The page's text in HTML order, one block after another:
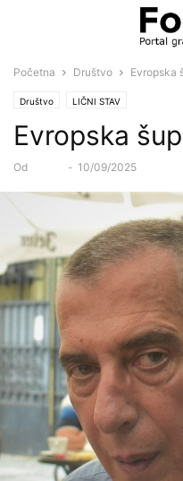
Početna Društvo Evropska
Društvo LIČNI STAV
Evropska
Od - 10/09/2025